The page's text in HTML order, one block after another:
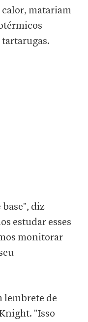
calor, matariam
tartarugas.
diz
estudar esses
monitorar
lembrete de
"Isso